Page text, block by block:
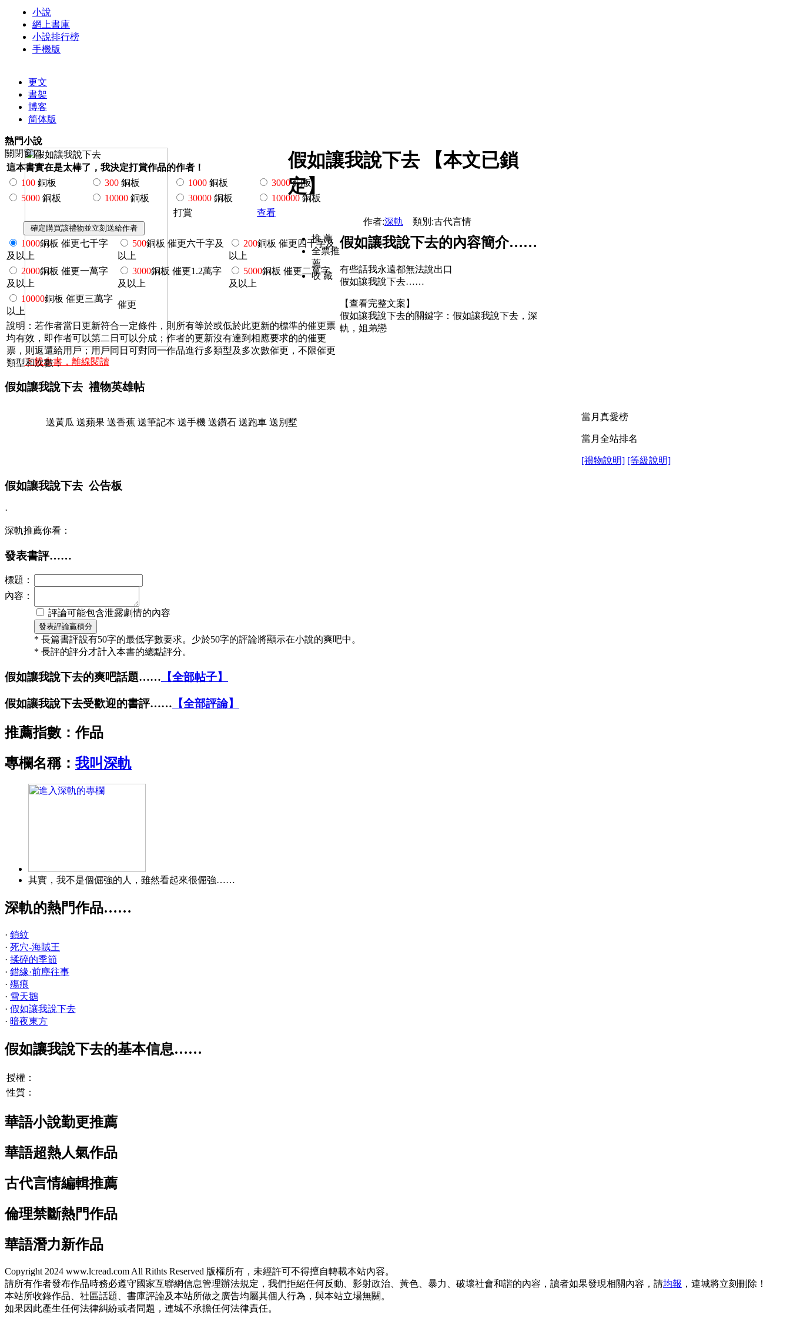
小說
網上書庫
小說排行榜
手機版
更文
書架
博客
简体版
熱門小說
關閉窗口
這本書實在是太棒了，我決定打賞作品的作者！
100 銅板 300 銅板 1000 銅板 3000銅板
5000 銅板 10000 銅板 30000 銅板 100000銅板
打賞
查看
1000銅板 催更七千字
及以上
500銅板 催更六千字及
以上
200銅板 催更四千字及
以上
2000銅板 催更一萬字
及以上
3000銅板 催更1.2萬字
及以上
5000銅板 催更二萬字
及以上
10000銅板 催更三萬字
以上
催更
說明：若作者當日更新符合一定條件，則所有等於或低於此更新的標準的催更票
均有效，即作者可以第二日可以分成；作者的更新沒有達到相應要求的的催更
票，則返還給用戶；用戶同日可對同一作品進行多類型及多次數催更，不限催更
類型和次數；
下載本書，離線閱讀
假如讓我說下去 【本文已鎖
定】
作者:深軌
類別:古代言情
推 薦
全票推
薦
收 藏
假如讓我說下去的內容簡介……
有些話我永遠都無法說出口
假如讓我說下去……
【查看完整文案】
假如讓我說下去的關鍵字： 假如讓我說下去，深
軌，姐弟戀
假如讓我說下去 禮物英雄帖
送黃瓜 送蘋果 送香蕉 送筆記本 送手機 送鑽石 送跑車 送別墅
當月真愛榜
當月全站排名
[禮物說明] [等級說明]
假如讓我說下去 公告板
·
深軌推薦你看：
發表書評……
標題：
內容：
評論可能包含泄露劇情的內容
* 長篇書評設有50字的最低字數要求。少於50字的評論將顯示在小說的爽吧中。
* 長評的評分才計入本書的總點評分。
假如讓我說下去的爽吧話題…… 【全部帖子】
假如讓我說下去受歡迎的書評…… 【全部評論】
推薦指數：作品
專欄名稱： 我叫深軌
其實，我不是個倔強的人，雖然看起來很倔強……
深軌的熱門作品……
· 鎖紋
· 死穴-海賊王
· 揉碎的季節
· 錯緣·前塵往事
· 殤痕
· 雪天鵝
· 假如讓我說下去
· 暗夜東方
假如讓我說下去的基本信息……
授權：
性質：
華語小說勤更推薦
華語超熱人氣作品
古代言情編輯推薦
倫理禁斷熱門作品
華語潛力新作品
Copyright 2024 www.lcread.com All Rithts Reserved 版權所有，未經許可不得擅自轉載本站內容。
請所有作者發布作品時務必遵守國家互聯網信息管理辦法規定，我們拒絕任何反動、影射政治、黃色、暴力、破壞社會和諧的內容，讀者如果發現相關內容，請均報 ，連城將立刻刪除！
本站所收錄作品、社區話題、書庫評論及本站所做之廣告均屬其個人行為，與本站立場無關。
如果因此產生任何法律糾紛或者問題，連城不承擔任何法律責任。